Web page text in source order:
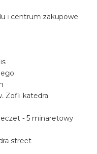
i centrum zakupowe
Zofii katedra
- 5 minaretowy
street